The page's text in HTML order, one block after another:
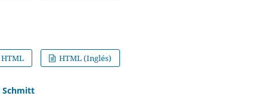
HTML HTML (Inglés)
Schmitt